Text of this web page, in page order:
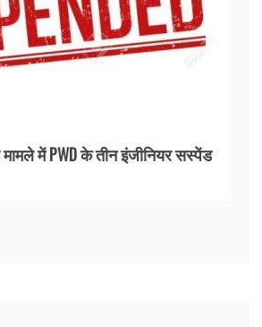
में PWD के तीन इंजीनियर सस्पेंड